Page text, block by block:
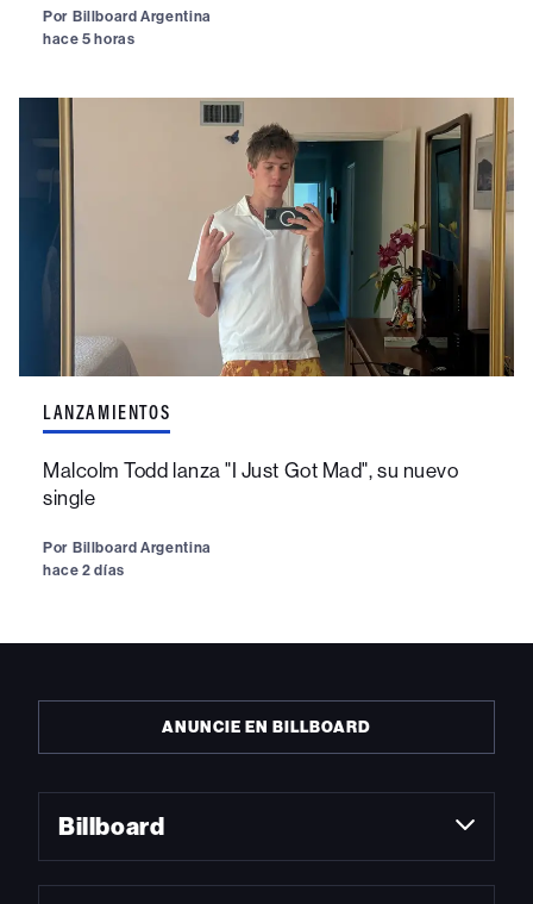
Por Billboard Argentina
hace 5 horas
LANZAMIENTOS
Malcolm Todd lanza "I Just Got Mad", su nuevo
single
Por Billboard Argentina
hace 2 días
ANUNCIE EN BILLBOARD
Billboard